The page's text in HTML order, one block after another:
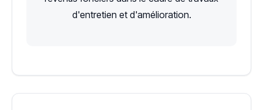
d'entretien et d'amélioration.